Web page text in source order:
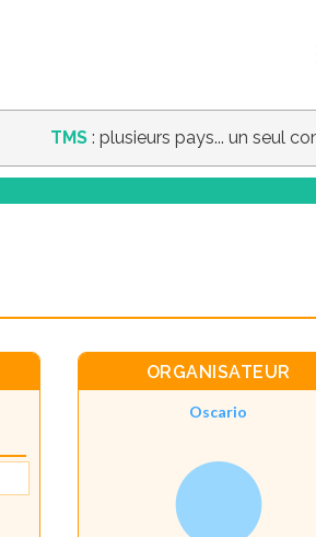
TMS : plusieurs pays... un seul
ORGANISATEUR
Oscario